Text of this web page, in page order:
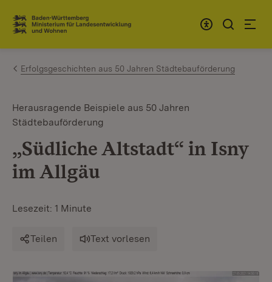
Zum Inhalt springen
Link zur Startseite
Erfolgsgeschichten aus 50 Jahren Städtebauförderung
Herausragende Beispiele aus 50 Jahren
Städtebauförderung
„Südliche Altstadt“ in Isny
im Allgäu
Lesezeit: 1 Minute
Teilen Text vorlesen